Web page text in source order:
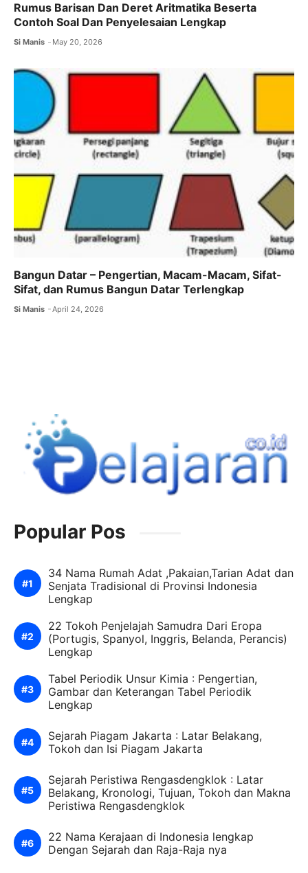
Rumus Barisan Dan Deret Aritmatika Beserta
Contoh Soal Dan Penyelesaian Lengkap
Si Manis May 20, 2026
Bangun Datar – Pengertian, Macam-Macam, Sifat-
Sifat, dan Rumus Bangun Datar Terlengkap
Si Manis April 24, 2026
Popular Pos
34 Nama Rumah Adat ,Pakaian,Tarian Adat dan
Senjata Tradisional di Provinsi Indonesia
Lengkap
22 Tokoh Penjelajah Samudra Dari Eropa
(Portugis, Spanyol, Inggris, Belanda, Perancis)
Lengkap
Tabel Periodik Unsur Kimia : Pengertian,
Gambar dan Keterangan Tabel Periodik
Lengkap
Sejarah Piagam Jakarta : Latar Belakang,
Tokoh dan Isi Piagam Jakarta
Sejarah Peristiwa Rengasdengklok : Latar
Belakang, Kronologi, Tujuan, Tokoh dan Makna
Peristiwa Rengasdengklok
22 Nama Kerajaan di Indonesia lengkap
Dengan Sejarah dan Raja-Raja nya